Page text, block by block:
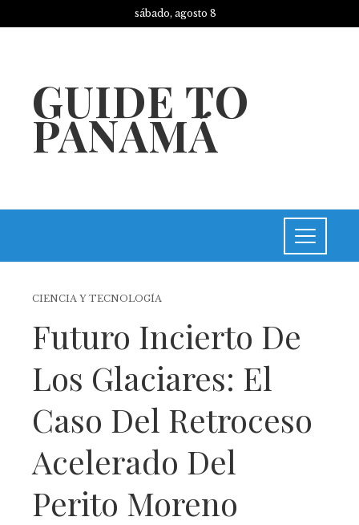
sábado, agosto 8
GUIDE TO
PANAMÁ
CIENCIA Y TECNOLOGÍA
Futuro Incierto De
Los Glaciares: El
Caso Del Retroceso
Acelerado Del
Perito Moreno